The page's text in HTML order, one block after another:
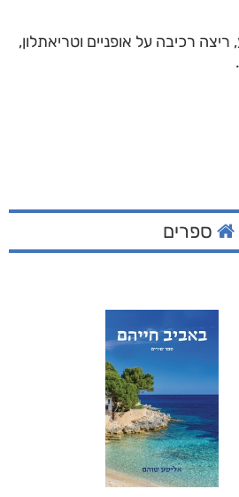
רכיבה על אופניים וטריאתלון,
ספרים